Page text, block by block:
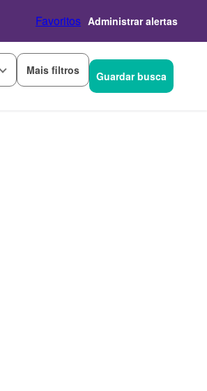
Favoritos Administrar alertas
Mais filtros Guardar busca